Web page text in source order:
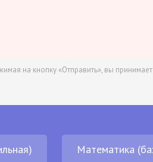
на кнопку «Отправить», вы
Математика